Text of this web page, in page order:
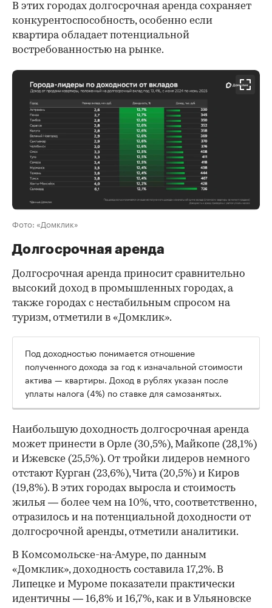
В этих городах долгосрочная аренда сохраняет
конкурентоспособность, особенно если
квартира обладает потенциальной
востребованностью на рынке.
Фото: «Домклик»
Долгосрочная аренда
Долгосрочная аренда приносит сравнительно
высокий доход в промышленных городах, а
также городах с нестабильным спросом на
туризм, отметили в «Домклик».
Под доходностью понимается отношение
полученного дохода за год к изначальной стоимости
актива — квартиры. Доход в рублях указан после
уплаты налога (4%) по ставке для самозанятых.
Наибольшую доходность долгосрочная аренда
может принести в Орле (30,5%), Майкопе (28,1%)
и Ижевске (25,5%). От тройки лидеров немного
отстают Курган (23,6%), Чита (20,5%) и Киров
(19,8%). В этих городах выросла и стоимость
жилья — более чем на 10%, что, соответственно,
отразилось и на потенциальной доходности от
долгосрочной аренды, отметили аналитики.
В Комсомольске-на-Амуре, по данным
«Домклик», доходность составила 17,2%. В
Липецке и Муроме показатели практически
идентичны — 16,8% и 16,7%, как и в Ульяновске